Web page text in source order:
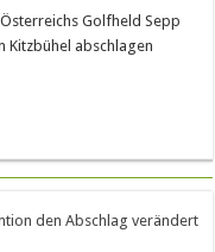
Golfheld Sepp
Kitzbühel abschlagen
den Abschlag verändert